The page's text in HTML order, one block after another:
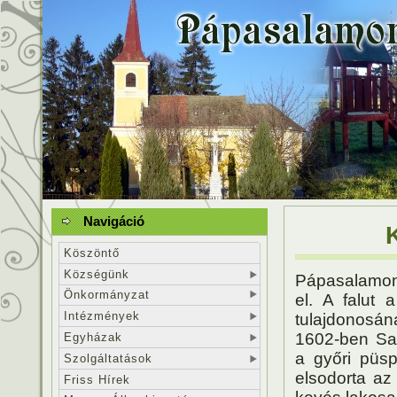
el. A falut a
1602-ben
a győri
elsodorta
Navigáció
Köszöntő
Községünk
Önkormányzat
Intézmények
Egyházak
Szolgáltatások
Friss Hírek